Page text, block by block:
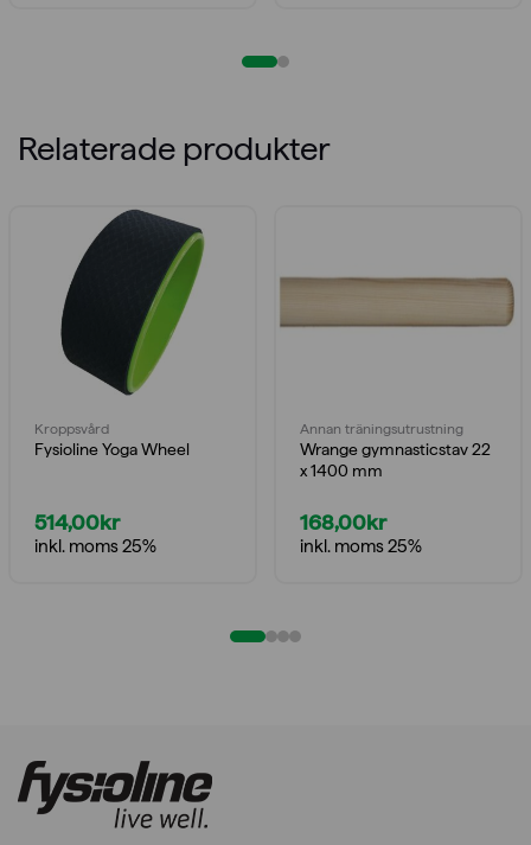
Relaterade produkter
Kroppsvård
Fysioline Yoga Wheel
514,00kr
inkl. moms 25%
Annan träningsutrustning
Wrange gymnasticstav 22
x 1400 mm
168,00kr
inkl. moms 25%